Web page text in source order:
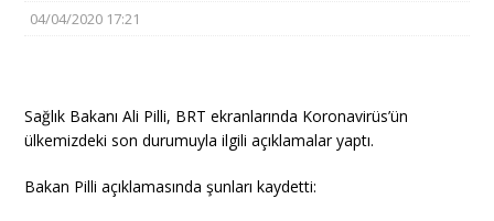
04/04/2020 17:21
Sağlık Bakanı Ali Pilli, BRT ekranlarında Koronavirüs’ün
ülkemizdeki son durumuyla ilgili açıklamalar yaptı.
Bakan Pilli açıklamasında şunları kaydetti: